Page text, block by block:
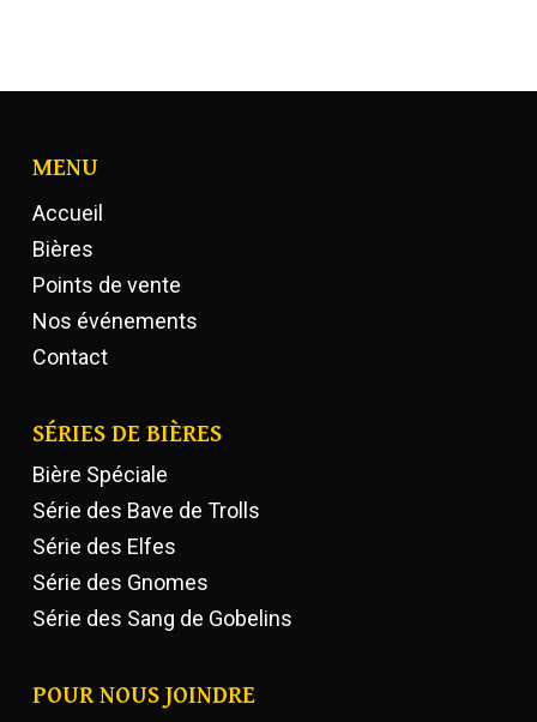
MENU
Accueil
Bières
Points de vente
Nos événements
Contact
SÉRIES DE BIÈRES
Bière Spéciale
Série des Bave de Trolls
Série des Elfes
Série des Gnomes
Série des Sang de Gobelins
POUR NOUS JOINDRE